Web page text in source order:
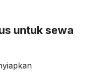
untuk sewa